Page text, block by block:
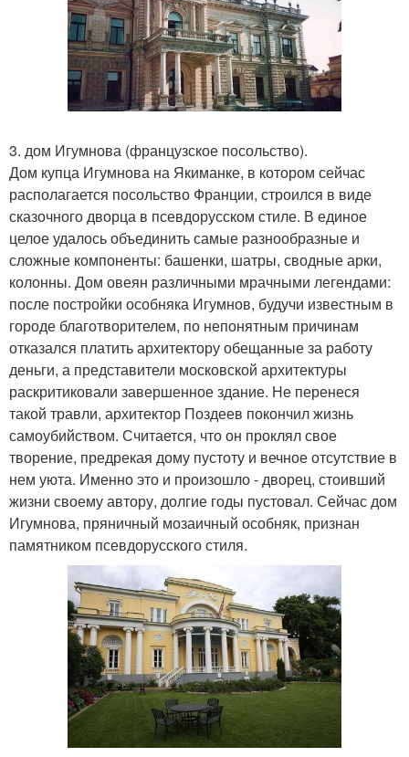
3. дом Игумнова (французское посольство).
Дом купца Игумнова на Якиманке, в котором сейчас
располагается посольство Франции, строился в виде
сказочного дворца в псевдорусском стиле. В единое
целое удалось объединить самые разнообразные и
сложные компоненты: башенки, шатры, сводные арки,
колонны. Дом овеян различными мрачными легендами:
после постройки особняка Игумнов, будучи известным в
городе благотворителем, по непонятным причинам
отказался платить архитектору обещанные за работу
деньги, а представители московской архитектуры
раскритиковали завершенное здание. Не перенеся
такой травли, архитектор Поздеев покончил жизнь
самоубийством. Считается, что он проклял свое
творение, предрекая дому пустоту и вечное отсутствие в
нем уюта. Именно это и произошло - дворец, стоивший
жизни своему автору, долгие годы пустовал. Сейчас дом
Игумнова, пряничный мозаичный особняк, признан
памятником псевдорусского стиля.